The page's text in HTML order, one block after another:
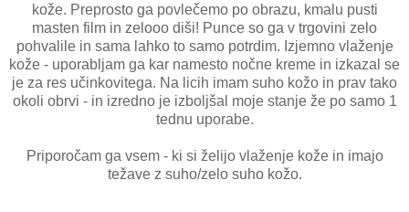
kože. Preprosto ga povlečemo po obrazu, kmalu pusti
masten film in zelooo diši! Punce so ga v trgovini zelo
pohvalile in sama lahko to samo potrdim. Izjemno vlaženje
kože - uporabljam ga kar namesto nočne kreme in izkazal se
je za res učinkovitega. Na licih imam suho kožo in prav tako
okoli obrvi - in izredno je izboljšal moje stanje že po samo 1
tednu uporabe.
Priporočam ga vsem - ki si želijo vlaženje kože in imajo
težave z suho/zelo suho kožo.